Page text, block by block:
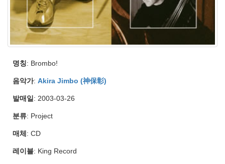
명칭: Brombo!
음악가: Akira Jimbo (神保彰)
발매일: 2003-03-26
분류: Project
매체 : CD
레이블: King Record